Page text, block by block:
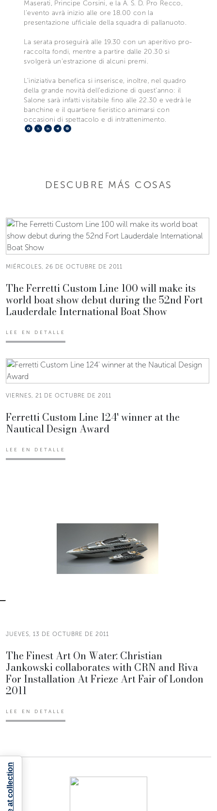
Maserati, Principe Corsini, e la A. S. D. Pro Recco,
l’evento avrà inizio alle ore 18.00 con la
presentazione ufficiale della squadra di pallanuoto.
La serata proseguirà alle 19.30 con un aperitivo pro-
raccolta fondi, mentre a partire dalle 20.30 si
svolgerà un’estrazione di alcuni premi.
L’iniziativa benefica si inserisce, inoltre, nel quadro
della grande novità dell’edizione di quest’anno: il
Salone sarà infatti visitabile fino alle 22.30 e vedrà le
banchine e il quartiere fieristico animarsi con
occasioni di spettacolo e di intrattenimento.
Facebook
X LinkedIn
Telegram
DESCUBRE MÁS COSAS
MIÉRCOLES, 26 DE OCTUBRE DE 2011
The Ferretti Custom Line 100 will make its
world boat show debut during the 52nd Fort
Lauderdale International Boat Show
LEE EN DETALLE
VIERNES, 21 DE OCTUBRE DE 2011
Ferretti Custom Line 124' winner at the
Nautical Design Award
LEE EN DETALLE
JUEVES, 13 DE OCTUBRE DE 2011
The Finest Art On Water: Christian
Jankowski collaborates with CRN and Riva
For Installation At Frieze Art Fair of London
2011
LEE EN DETALLE